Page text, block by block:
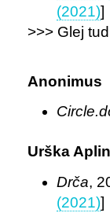
(2021)]
>>> Glej
Anonimus
Urška
Drča,
(2021)]